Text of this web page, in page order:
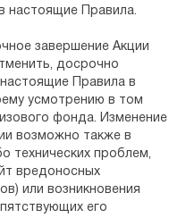
настоящие Правила.
завершение Акции
досрочно
Правила в
усмотрению в том
фонда. Изменение
возможно также в
технических проблем,
вредоносных
или возникновения
его